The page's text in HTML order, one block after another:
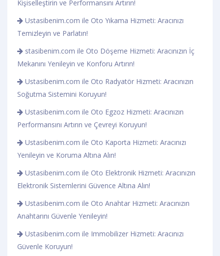
Kişiselleştirin ve Performansını Artırın!
Ustasibenim.com ile Oto Yıkama Hizmeti: Aracınızı
Temizleyin ve Parlatın!
stasibenim.com ile Oto Döşeme Hizmeti: Aracınızın İç
Mekanını Yenileyin ve Konforu Artırın!
Ustasibenim.com ile Oto Radyatör Hizmeti: Aracınızın
Soğutma Sistemini Koruyun!
Ustasibenim.com ile Oto Egzoz Hizmeti: Aracınızın
Performansını Artırın ve Çevreyi Koruyun!
Ustasibenim.com ile Oto Kaporta Hizmeti: Aracınızı
Yenileyin ve Koruma Altına Alın!
Ustasibenim.com ile Oto Elektronik Hizmeti: Aracınızın
Elektronik Sistemlerini Güvence Altına Alın!
Ustasibenim.com ile Oto Anahtar Hizmeti: Aracınızın
Anahtarını Güvenle Yenileyin!
Ustasibenim.com ile Immobilizer Hizmeti: Aracınızı
Güvenle Koruyun!